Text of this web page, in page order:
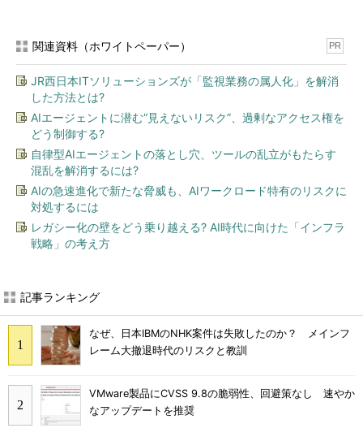
関連資料（ホワイトペーパー） PR
JR西日本ITソリューションズが「監視業務の属人化」を解消
した方法とは?
AIエージェントに潜む“見えないリスク”、過剰なアクセス権を
どう制御する?
自律型AIエージェントの落とし穴、ツールの乱立がもたらす
混乱を解消するには?
AIの急速進化で新たな脅威も、AIワークロード特有のリスクに
対処するには
レガシー化の壁をどう乗り越える? AI時代に向けた「インフラ
戦略」の考え方
記事ランキング
なぜ、日本IBMのNHK案件は失敗したのか？ メインフ
レーム大撤退時代のリスクと教訓
VMware製品にCVSS 9.8の脆弱性、回避策なし 速やか
なアップデートを推奨